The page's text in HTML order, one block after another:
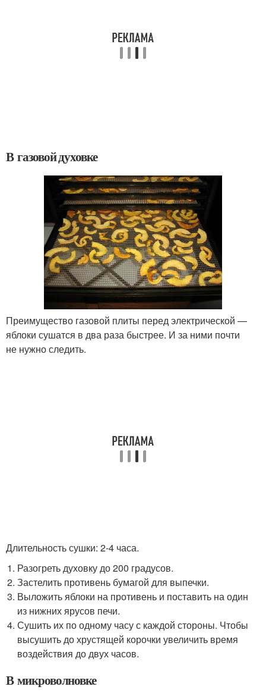
В газовой духовке
Преимущество газовой плиты перед электрической —
яблоки сушатся в два раза быстрее. И за ними почти
не нужно следить.
Длительность сушки: 2-4 часа.
Разогреть духовку до 200 градусов.
Застелить противень бумагой для выпечки.
Выложить яблоки на противень и поставить на один
из нижних ярусов печи.
Сушить их по одному часу с каждой стороны. Чтобы
высушить до хрустящей корочки увеличить время
воздействия до двух часов.
В микроволновке